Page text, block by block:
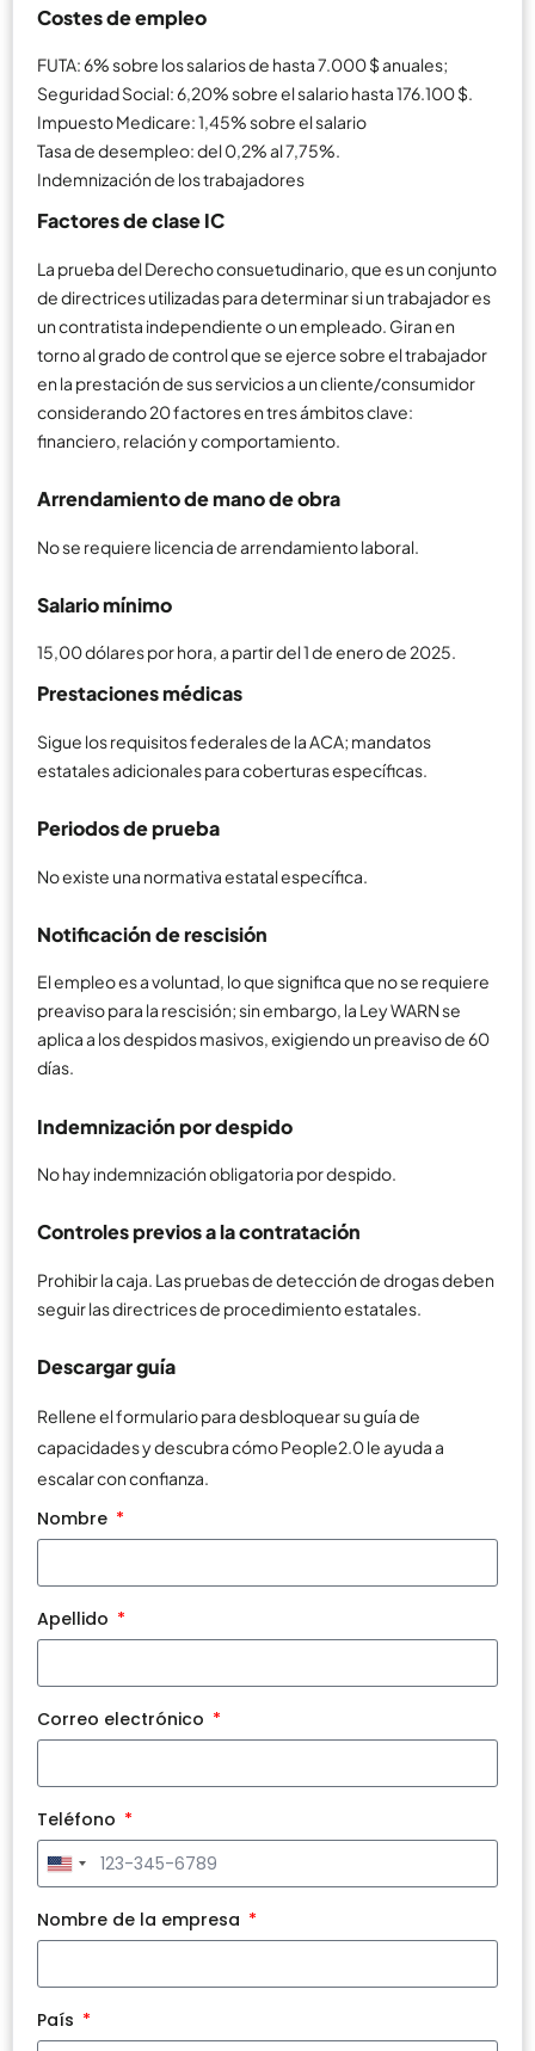
Costes de empleo
FUTA: 6% sobre los salarios de hasta 7.000 $ anuales;
Seguridad Social: 6,20% sobre el salario hasta 176.100 $.
Impuesto Medicare: 1,45% sobre el salario
Tasa de desempleo: del 0,2% al 7,75%.
Indemnización de los trabajadores
Factores de clase IC
La prueba del Derecho consuetudinario, que es un conjunto
de directrices utilizadas para determinar si un trabajador es
un contratista independiente o un empleado. Giran en
torno al grado de control que se ejerce sobre el trabajador
en la prestación de sus servicios a un cliente/consumidor
considerando 20 factores en tres ámbitos clave:
financiero, relación y comportamiento.
Arrendamiento de mano de obra
No se requiere licencia de arrendamiento laboral.
Salario mínimo
15,00 dólares por hora, a partir del 1 de enero de 2025.
Prestaciones médicas
Sigue los requisitos federales de la ACA; mandatos
estatales adicionales para coberturas específicas.
Periodos de prueba
No existe una normativa estatal específica.
Notificación de rescisión
El empleo es a voluntad, lo que significa que no se requiere
preaviso para la rescisión; sin embargo, la Ley WARN se
aplica a los despidos masivos, exigiendo un preaviso de 60
días.
Indemnización por despido
No hay indemnización obligatoria por despido.
Controles previos a la contratación
Prohibir la caja. Las pruebas de detección de drogas deben
seguir las directrices de procedimiento estatales.
Descargar guía
Rellene el formulario para desbloquear su guía de
capacidades y descubra cómo People2.0 le ayuda a
escalar con confianza.
Nombre
Apellido
Correo electrónico
Teléfono
United
States
+1
Nombre de la empresa
País